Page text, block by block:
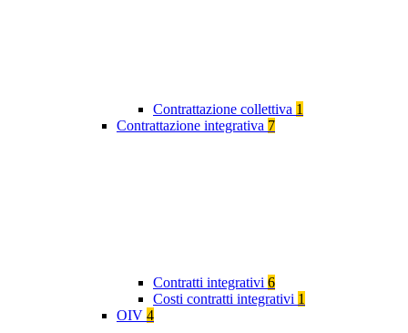
Contrattazione collettiva 1
Contrattazione integrativa 7
Contratti integrativi 6
Costi contratti integrativi 1
OIV 4